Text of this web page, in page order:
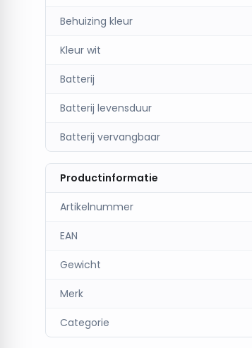
Behuizing kleur
Kleur wit
Batterij
Batterij levensduur
Batterij vervangbaar
Productinformatie
Artikelnummer
EAN
Gewicht
Merk
Categorie